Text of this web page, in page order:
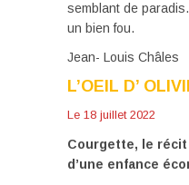
semblant de
un bien fou.
Jean- Louis Châles
L’OEIL D’
Le 18 juillet 2022
Courgette, le
d’une enfance